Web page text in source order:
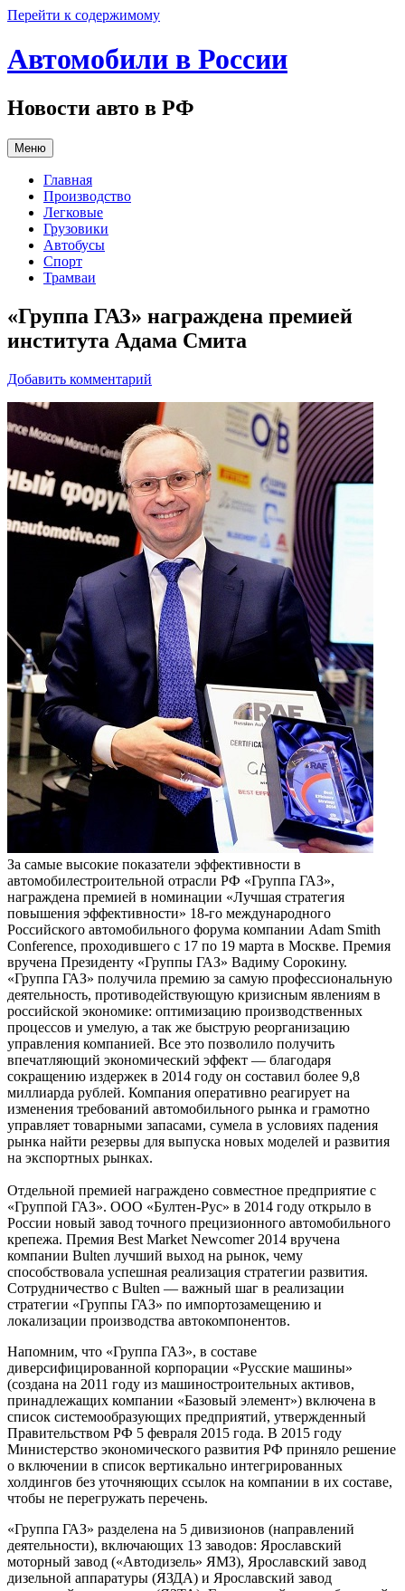
Перейти к содержимому
Автомобили в России
Новости авто в РФ
Меню
Главная
Производство
Легковые
Грузовики
Автобусы
Спорт
Трамваи
«Группа ГАЗ» награждена премией
института Адама Смита
Добавить комментарий
За самые высокие показатели эффективности в
автомобилестроительной отрасли РФ «Группа ГАЗ»,
награждена премией в номинации «Лучшая стратегия
повышения эффективности» 18-го международного
Российского автомобильного форума компании Adam Smith
Conference, проходившего с 17 по 19 марта в Москве. Премия
вручена Президенту «Группы ГАЗ» Вадиму Сорокину.
«Группа ГАЗ» получила премию за самую профессиональную
деятельность, противодействующую кризисным явлениям в
российской экономике: оптимизацию производственных
процессов и умелую, а так же быструю реорганизацию
управления компанией. Все это позволило получить
впечатляющий экономический эффект — благодаря
сокращению издержек в 2014 году он составил более 9,8
миллиарда рублей. Компания оперативно реагирует на
изменения требований автомобильного рынка и грамотно
управляет товарными запасами, сумела в условиях падения
рынка найти резервы для выпуска новых моделей и развития
на экспортных рынках.
Отдельной премией награждено совместное предприятие с
«Группой ГАЗ». ООО «Бултен-Рус» в 2014 году открыло в
России новый завод точного прецизионного автомобильного
крепежа. Премия Best Market Newcomer 2014 вручена
компании Bulten лучший выход на рынок, чему
способствовала успешная реализация стратегии развития.
Сотрудничество с Bulten — важный шаг в реализации
стратегии «Группы ГАЗ» по импортозамещению и
локализации производства автокомпонентов.
Напомним, что «Группа ГАЗ», в составе
диверсифицированной корпорации «Русские машины»
(создана на 2011 году из машиностроительных активов,
принадлежащих компании «Базовый элемент») включена в
список системообразующих предприятий, утвержденный
Правительством РФ 5 февраля 2015 года. В 2015 году
Министерство экономического развития РФ приняло решение
о включении в список вертикально интегрированных
холдингов без уточняющих ссылок на компании в их составе,
чтобы не перегружать перечень.
«Группа ГАЗ» разделена на 5 дивизионов (направлений
деятельности), включающих 13 заводов: Ярославский
моторный завод («Автодизель» ЯМЗ), Ярославский завод
дизельной аппаратуры (ЯЗДА) и Ярославский завод